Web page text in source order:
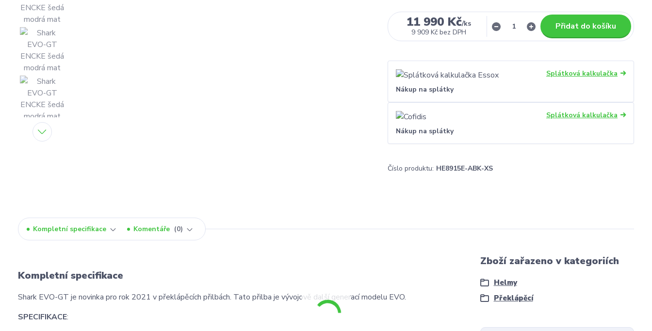
11 990 Kč/ks
9 909 Kč bez DPH
Přidat do košíku
Splátková kalkulačka
Nákup na splátky
Splátková kalkulačka
Nákup na splátky
Číslo produktu: HE8915E-ABK-XS
Kompletní specifikace Komentáře 0
Kompletní specifikace
Shark EVO-GT je novinka pro rok 2021 v překlápěcích přilbách. Tato přilba je vývojově další generací modelu EVO.
SPECIFIKACE:
Zboží zařazeno v kategoriích
Helmy
Překlápěcí